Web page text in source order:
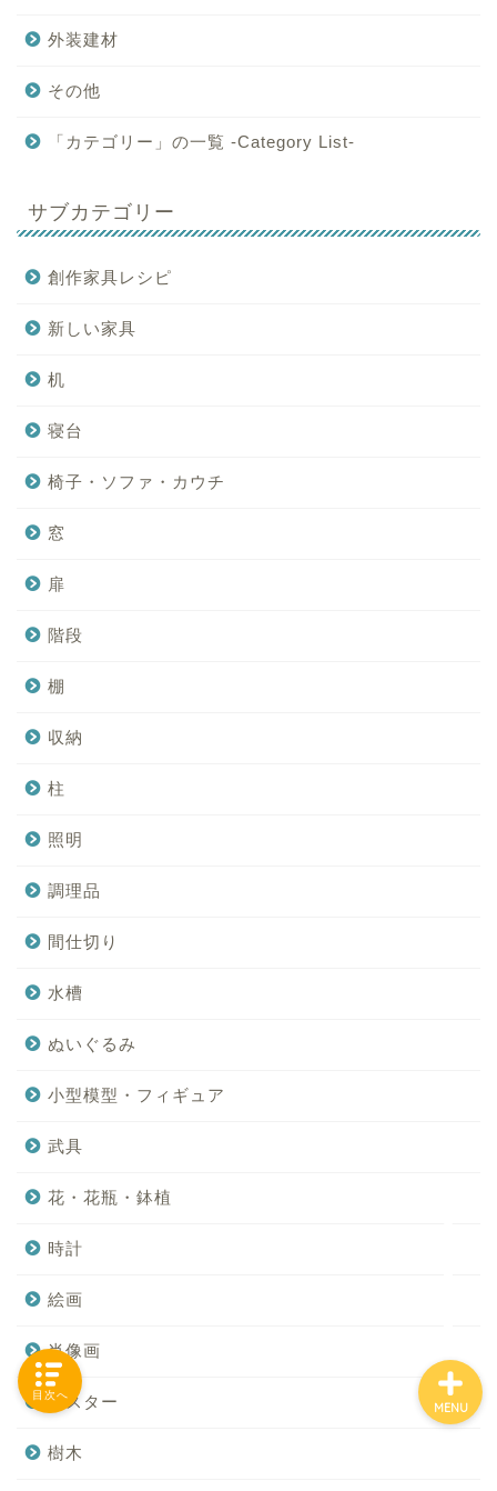
外装建材
その他
「カテゴリー」の一覧 -Category List-
サブカテゴリー
創作家具レシピ
新しい家具
机
寝台
椅子・ソファ・カウチ
窓
扉
階段
棚
収納
柱
照明
調理品
間仕切り
水槽
ぬいぐるみ
小型模型・フィギュア
武具
花・花瓶・鉢植
時計
絵画
肖像画
ポスター
樹木
MENU
「カテゴリー」の一覧 -
目次へ